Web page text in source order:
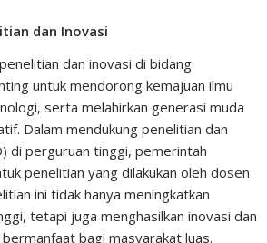
dan Inovasi
dan inovasi di bidang
untuk mendorong kemajuan ilmu
serta melahirkan generasi muda
Dalam mendukung penelitian dan
di perguruan tinggi, pemerintah
penelitian yang dilakukan oleh dosen
ini tidak hanya meningkatkan
tetapi juga menghasilkan inovasi dan
bagi masyarakat luas.